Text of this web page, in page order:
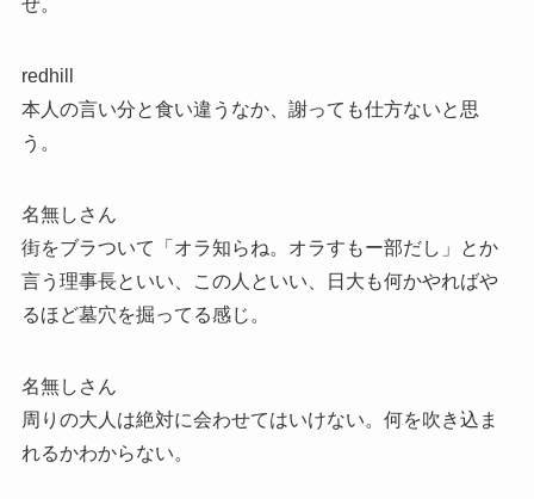
ぜ。
redhill
本人の言い分と食い違うなか、謝っても仕方ないと思
う。
名無しさん
街をブラついて「オラ知らね。オラすもー部だし」とか
言う理事長といい、この人といい、日大も何かやればや
るほど墓穴を掘ってる感じ。
名無しさん
周りの大人は絶対に会わせてはいけない。何を吹き込ま
れるかわからない。